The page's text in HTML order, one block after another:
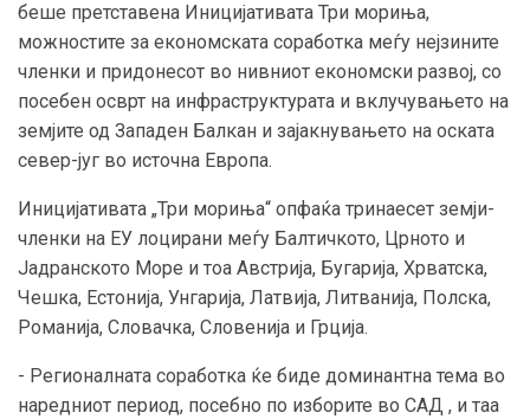
беше претставена Иницијативата Три мориња,
можностите за економската соработка меѓу нејзините
членки и придонесот во нивниот економски развој, со
посебен осврт на инфраструктурата и вклучувањето на
земјите од Западен Балкан и зајакнувањето на оската
север-југ во источна Европа.
Иницијативата „Три мориња“ опфаќа тринаесет земји-
членки на ЕУ лоцирани меѓу Балтичкото, Црното и
Јадранското Море и тоа Австрија, Бугарија, Хрватска,
Чешка, Естонија, Унгарија, Латвија, Литванија, Полска,
Романија, Словачка, Словенија и Грција.
- Регионалната соработка ќе биде доминантна тема во
наредниот период, посебно по изборите во САД , и таа